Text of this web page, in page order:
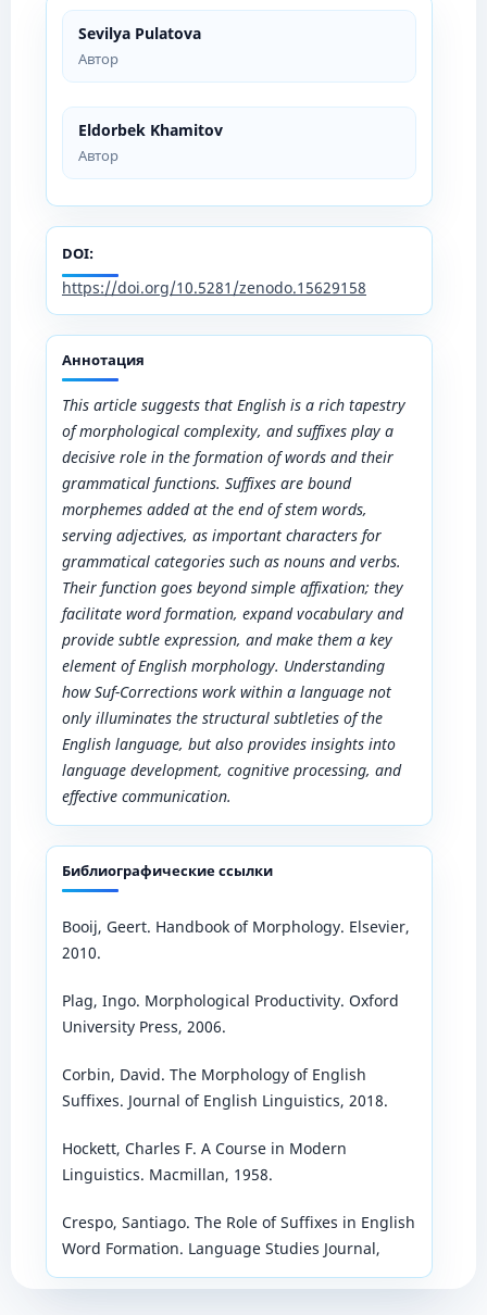
Sevilya Pulatova
Автор
Eldorbek Khamitov
Автор
DOI:
https://doi.org/10.5281/zenodo.15629158
Аннотация
This article suggests that English is a rich tapestry
of morphological complexity, and suffixes play a
decisive role in the formation of words and their
grammatical functions. Suffixes are bound
morphemes added at the end of stem words,
serving adjectives, as important characters for
grammatical categories such as nouns and verbs.
Their function goes beyond simple affixation; they
facilitate word formation, expand vocabulary and
provide subtle expression, and make them a key
element of English morphology. Understanding
how Suf-Corrections work within a language not
only illuminates the structural subtleties of the
English language, but also provides insights into
language development, cognitive processing, and
effective communication.
Библиографические ссылки
Booij, Geert. Handbook of Morphology. Elsevier,
2010.
Plag, Ingo. Morphological Productivity. Oxford
University Press, 2006.
Corbin, David. The Morphology of English
Suffixes. Journal of English Linguistics, 2018.
Hockett, Charles F. A Course in Modern
Linguistics. Macmillan, 1958.
Crespo, Santiago. The Role of Suffixes in English
Word Formation. Language Studies Journal,